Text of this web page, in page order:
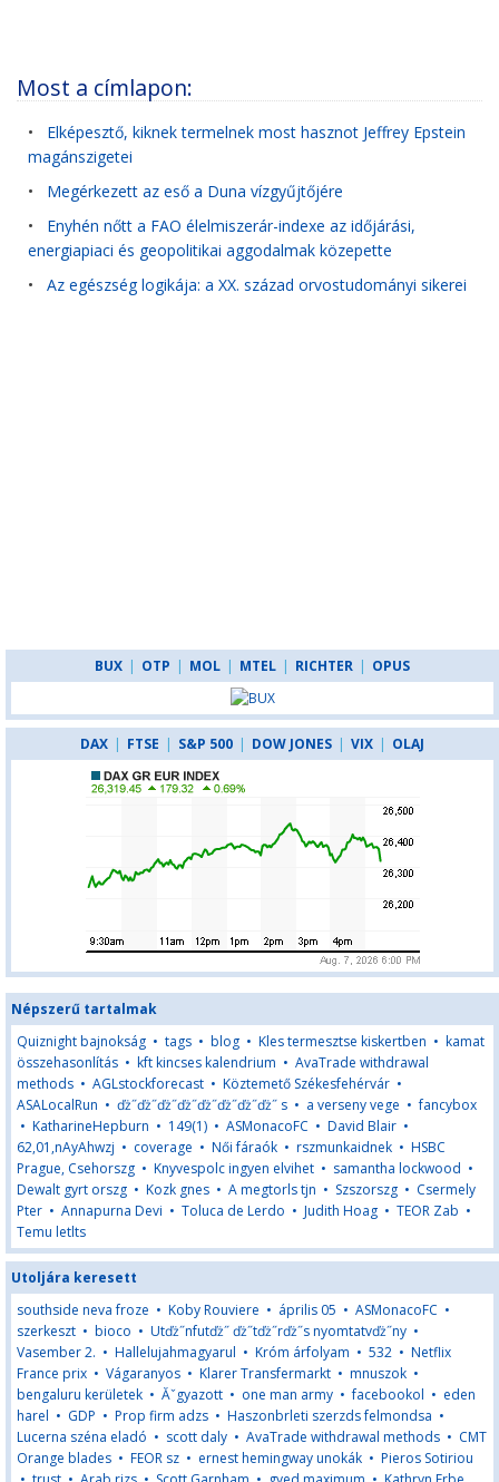
Most a címlapon:
• Elképesztő, kiknek termelnek most hasznot Jeffrey Epstein
magánszigetei
• Megérkezett az eső a Duna vízgyűjtőjére
• Enyhén nőtt a FAO élelmiszerár-indexe az időjárási,
energiapiaci és geopolitikai aggodalmak közepette
• Az egészség logikája: a XX. század orvostudományi sikerei
BUX | OTP | MOL | MTEL | RICHTER | OPUS
DAX | FTSE | S&P 500 | DOW JONES | VIX | OLAJ
Népszerű tartalmak
Quiznight bajnokság • tags • blog • Kles termesztse kiskertben • kamat
összehasonlítás • kft kincses kalendrium • AvaTrade withdrawal
methods • AGLstockforecast • Köztemető Székesfehérvár •
ASALocalRun • ďż˝ďż˝ďż˝ďż˝ďż˝ďż˝ďż˝ďż˝ s • a verseny vege •fancybox
• KatharineHepburn • 149(1) • ASMonacoFC • David Blair •
62,01,nAyAhwzj • coverage • Női fáraók • rszmunkaidnek • HSBC
Prague, Csehorszg • Knyvespolc ingyen elvihet • samantha lockwood •
Dewalt gyrt orszg • Kozk gnes • A megtorls tjn • Szszorszg • Csermely
Pter • Annapurna Devi • Toluca de Lerdo • Judith Hoag • TEOR Zab •
Temu letlts
Utoljára keresett
southside neva froze • Koby Rouviere • április 05 • ASMonacoFC •
szerkeszt • bioco • Utďż˝nfutďż˝ ďż˝tďż˝rďż˝s nyomtatvďż˝ny •
Vasember 2. • Hallelujahmagyarul • Króm árfolyam • 532 • Netflix
France prix • Vágaranyos • Klarer Transfermarkt • mnuszok •
bengaluru kerületek • Ăˇgyazott • one man army •facebookol • eden
harel • GDP • Prop firm adzs • Haszonbrleti szerzds felmondsa •
Lucerna széna eladó • scott daly • AvaTrade withdrawal methods • CMT
Orange blades • FEOR sz • ernest hemingway unokák • Pieros Sotiriou